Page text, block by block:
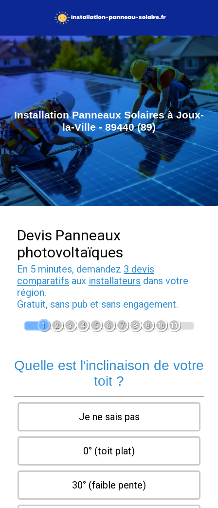
Installation Panneaux Solaires à Joux-
la-Ville - 89440 (89)
Devis Panneaux
photovoltaïques
En 5 minutes, demandez 3 devis
comparatifs aux installateurs dans votre
région.
Gratuit, sans pub et sans engagement.
1 2 3 4 5 6 7 8 9 10 11
Quelle est l'inclinaison de votre
toit ?
Je ne sais pas
0° (toit plat)
30° (faible pente)